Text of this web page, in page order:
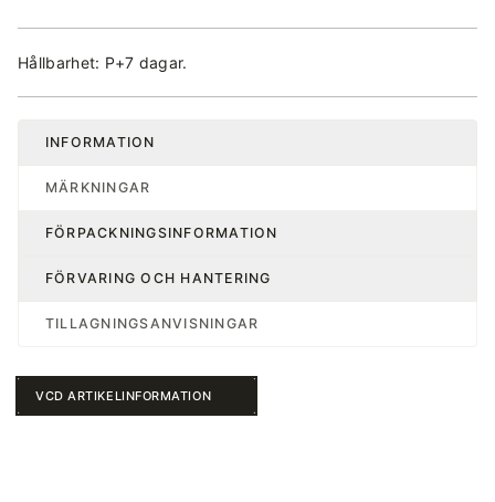
Hållbarhet: P+7 dagar.
INFORMATION
MÄRKNINGAR
FÖRPACKNINGSINFORMATION
FÖRVARING OCH HANTERING
TILLAGNINGSANVISNINGAR
VCD ARTIKELINFORMATION